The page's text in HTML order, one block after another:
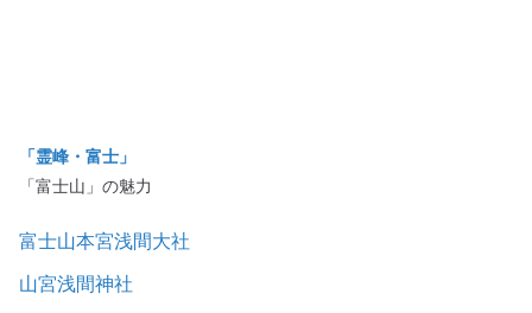
「霊峰・富士」
「富士山」の魅力
富士山本宮浅間大社
山宮浅間神社